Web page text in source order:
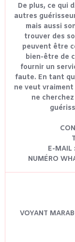
De plus, ce qui
autres
mais aussi
trouver des
peuvent être
bien-être de
fournir un
faute. En tant
ne veut vraiment
ne
E-MAIL
NUMÉRO
VOYANT